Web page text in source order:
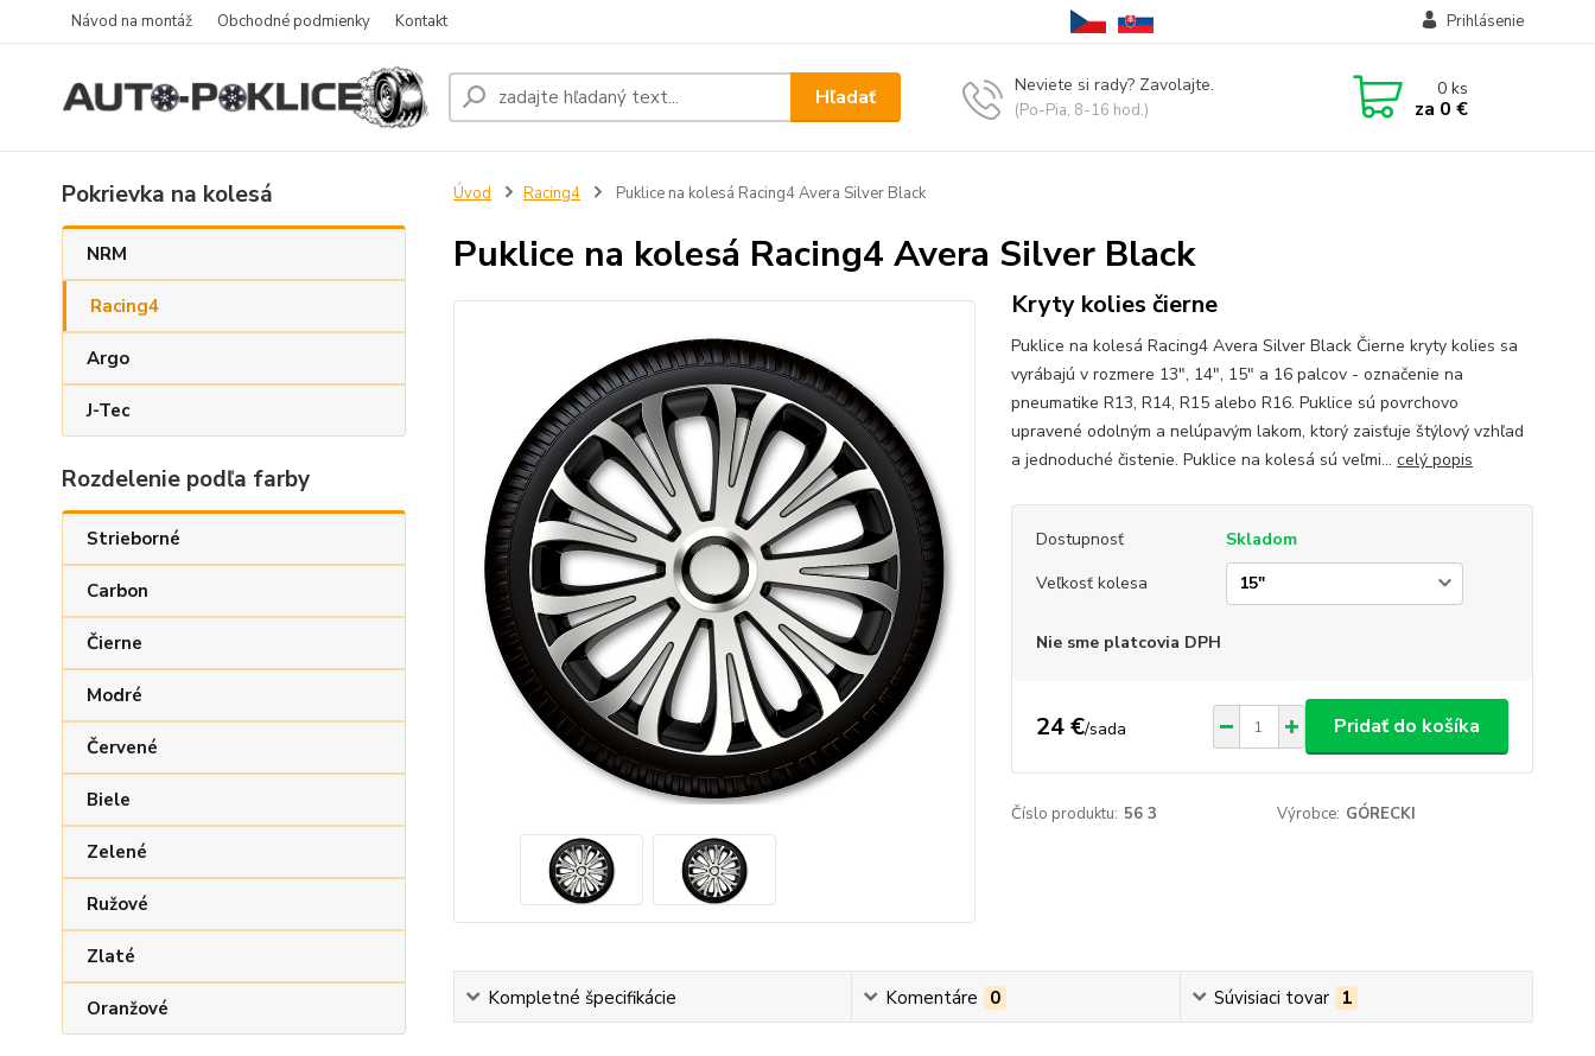
Návod na montáž Obchodné podmienky Kontakt Prihlásenie
Hľadať Neviete si rady? Zavolajte.
(Po-Pia, 8-16 hod.)
0ks
za 0 €
Pokrievka na kolesá
NRM
Racing4
Argo
J-Tec
Rozdelenie podľa farby
Strieborné
Carbon
Čierne
Modré
Červené
Biele
Zelené
Ružové
Zlaté
Oranžové
Úvod Racing4 Puklice na kolesá Racing4 Avera Silver Black
Puklice na kolesá Racing4 Avera Silver Black
Kryty kolies čierne
Puklice na kolesá Racing4 Avera Silver Black Čierne kryty kolies sa
vyrábajú v rozmere 13", 14", 15" a 16 palcov - označenie na
pneumatike R13, R14, R15 alebo R16. Puklice sú povrchovo
upravené odolným a nelúpavým lakom, ktorý zaisťuje štýlový vzhľad
a jednoduché čistenie. Puklice na kolesá sú veľmi... celý popis
Dostupnosť
Skladom
Veľkosť kolesa
Nie sme platcovia DPH
24 €/sada Pridať do košíka
Číslo produktu: 56 3 Výrobce: GÓRECKI
Kompletné špecifikácie Komentáre 0 Súvisiaci tovar 1